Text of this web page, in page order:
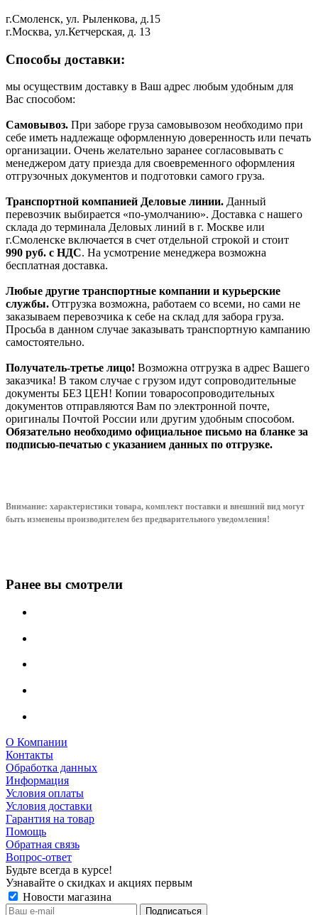
г.Смоленск, ул. Рыленкова, д.15
г.Москва, ул.Кетчерская, д. 13
Способы доставки:
мы осуществим доставку в Ваш адрес любым удобным для
Вас способом:
Самовывоз. При заборе груза самовывозом необходимо при
себе иметь надлежаще оформленную доверенность или печать
организации. Очень желательно заранее согласовывать с
менеджером дату приезда для своевременного оформления
отгрузочных документов и подготовки самого груза.
Транспортной компанией Деловые линии. Данный
перевозчик выбирается «по-умолчанию». Доставка с нашего
склада до терминала Деловых линий в г. Москве или
г.Смоленске включается в счет отдельной строкой и стоит
990 руб. с НДС. На усмотрение менеджера возможна
бесплатная доставка.
Любые другие транспортные компании и курьерские
службы. Отгрузка возможна, работаем со всеми, но сами не
заказываем перевозчика к себе на склад для забора груза.
Просьба в данном случае заказывать транспортную кампанию
самостоятельно.
Получатель-третье лицо! Возможна отгрузка в адрес Вашего
заказчика! В таком случае с грузом идут сопроводительные
документы БЕЗ ЦЕН! Копии товаросопроводительных
документов отправляются Вам по электронной почте,
оригиналы Почтой России или другим удобным способом.
Обязательно необходимо официальное письмо на бланке за
подписью-печатью с указанием данных по отгрузке.
Внимание: характеристики товара, комплект поставки и внешний вид могут
быть изменены производителем без предварительного уведомления!
Ранее вы смотрели
О Компании
Контакты
Обработка данных
Информация
Условия оплаты
Условия доставки
Гарантия на товар
Помощь
Обратная связь
Вопрос-ответ
Будьте всегда в курсе!
Узнавайте о скидках и акциях первым
Новости магазина